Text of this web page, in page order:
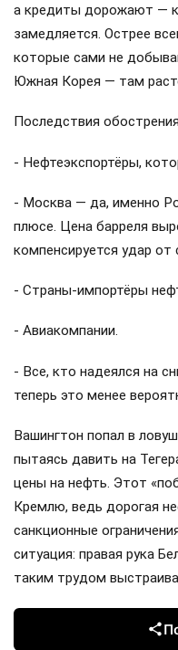
а кредиты дорожают —
замедляется. Острее
которые сами не
Южная Корея — там
Последствия
- Нефтеэкспортёры,
- Москва — да, именно
плюсе. Цена барреля
компенсируется удар от
- Страны-импортёры
- Авиакомпании.
- Все, кто надеялся на
теперь это менее
Вашингтон попал в
пытаясь давить на
цены на нефть. Этот
Кремлю, ведь дорогая
санкционные
ситуация: правая рука
таким трудом